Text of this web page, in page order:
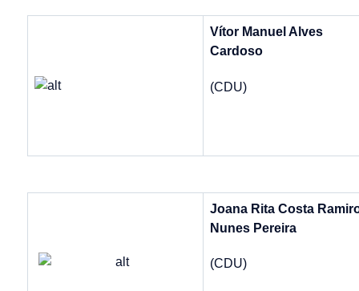
Vítor Manuel Alves
Cardoso
(CDU)
Joana Rita Costa
Nunes Pereira
(CDU)